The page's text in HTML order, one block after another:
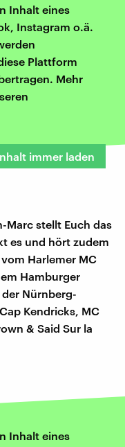
Inhalt eines
Instagram o.ä.
Plattform
Mehr
immer laden
Marc stellt Euch das
es und hört zudem
Harlemer MC
Hamburger
Nürnberg-
Kendricks, MC
& Said Sur la
Inhalt eines